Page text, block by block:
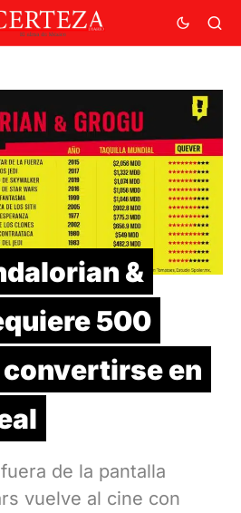
&
500
convertirse en
de la pantalla
vuelve al cine con